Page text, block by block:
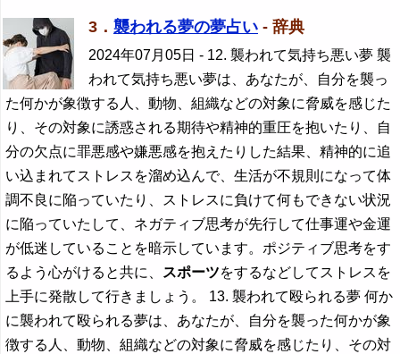
3． 襲われる夢の夢占い - 辞典
2024年07月05日 - 12. 襲われて気持ち悪い夢 襲
われて気持ち悪い夢は、あなたが、自分を襲っ
た何かが象徴する人、動物、組織などの対象に脅威を感じた
り、その対象に誘惑される期待や精神的重圧を抱いたり、自
分の欠点に罪悪感や嫌悪感を抱えたりした結果、精神的に追
い込まれてストレスを溜め込んで、生活が不規則になって体
調不良に陥っていたり、ストレスに負けて何もできない状況
に陥っていたして、ネガティブ思考が先行して仕事運や金運
が低迷していることを暗示しています。ポジティブ思考をす
るよう心がけると共に、
スポーツをするなどしてストレスを
上手に発散して行きましょう。 13. 襲われて殴られる夢 何か
に襲われて殴られる夢は、あなたが、自分を襲った何かが象
徴する人、動物、組織などの対象に脅威を感じたり、その対